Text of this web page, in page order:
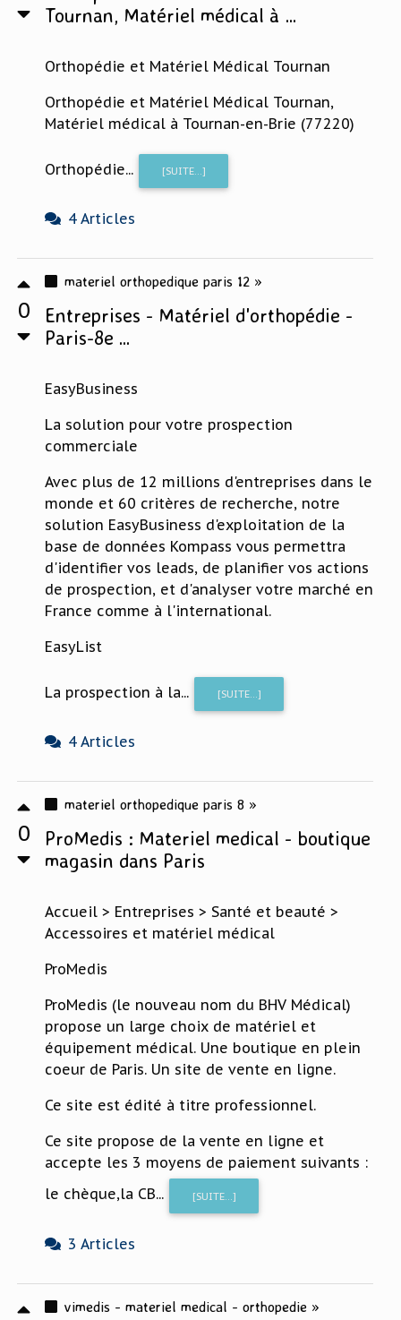
Tournan, Matériel médical à ...
Orthopédie et Matériel Médical Tournan
Orthopédie et Matériel Médical Tournan,
Matériel médical à Tournan-en-Brie (77220)
Orthopédie... [SUITE...]
4 Articles
0
materiel orthopedique paris 12 »
Entreprises - Matériel d'orthopédie -
Paris-8e ...
EasyBusiness
La solution pour votre prospection
commerciale
Avec plus de 12 millions d'entreprises dans le
monde et 60 critères de recherche, notre
solution EasyBusiness d'exploitation de la
base de données Kompass vous permettra
d'identifier vos leads, de planifier vos actions
de prospection, et d'analyser votre marché en
France comme à l'international.
EasyList
La prospection à la... [SUITE...]
4 Articles
0
materiel orthopedique paris 8 »
ProMedis : Materiel medical - boutique
magasin dans Paris
Accueil > Entreprises > Santé et beauté >
Accessoires et matériel médical
ProMedis
ProMedis (le nouveau nom du BHV Médical)
propose un large choix de matériel et
équipement médical. Une boutique en plein
coeur de Paris. Un site de vente en ligne.
Ce site est édité à titre professionnel.
Ce site propose de la vente en ligne et
accepte les 3 moyens de paiement suivants :
le chèque,la CB...
[SUITE...]
3 Articles
vimedis - materiel medical - orthopedie »